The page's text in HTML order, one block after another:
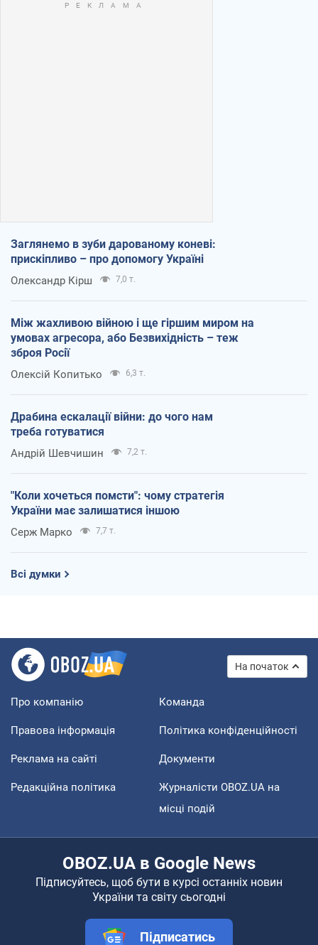
Заглянемо в зуби дарованому коневі:
прискіпливо – про допомогу Україні
Олександр Кірш 7,0 т.
Між жахливою війною і ще гіршим миром на
умовах агресора, або Безвихідність – теж
зброя Росії
Олексій Копитько 6,3 т.
Драбина ескалації війни: до чого нам
треба готуватися
Андрій Шевчишин 7,2 т.
"Коли хочеться помсти": чому стратегія
України має залишатися іншою
Серж Марко 7,7 т.
Всі думки
На початок
Про компанію Команда
Правова інформація Політика конфіденційності
Реклама на сайті Документи
Редакційна політика
Журналісти OBOZ.UA на
місці подій
OBOZ.UA в Google News
Підписуйтесь, щоб бути в курсі останніх новин
України та світу сьогодні
Підписатись